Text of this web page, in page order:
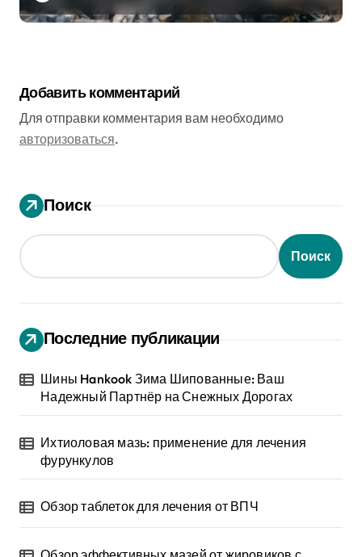
Добавить комментарий
Для отправки комментария вам необходимо
авторизоваться.
Поиск
Поиск
Последние публикации
Шины Hankook Зима Шипованные: Ваш
Надежный Партнёр на Снежных Дорогах
Ихтиоловая мазь: применение для лечения
фурункулов
Обзор таблеток для лечения от ВПЧ